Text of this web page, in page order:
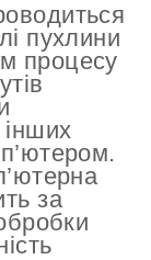
пухлини
процесу
за